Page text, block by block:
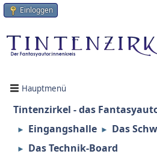
Einloggen
Hauptmenü
Tintenzirkel - das
► Eingangshalle ► Das
► Das Technik-Board